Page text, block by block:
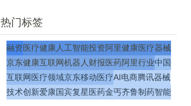
热门标签
融资医疗健康人工智能投资阿里健康医疗器械
京东健康互联网机器人 财报医药阿里行业中国
互联网医疗领域京东移动医疗AI电商腾讯器械
技术创新爱康国宾复星医药金丐齐鲁制药智能